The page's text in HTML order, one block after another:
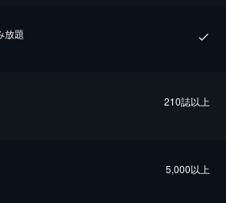
放題
210誌以上
5,000以上